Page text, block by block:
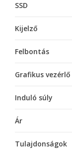
SSD
Kijelző
Felbontás
Grafikus vezérlő
Induló súly
Ár
Tulajdonságok